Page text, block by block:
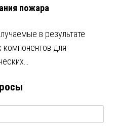
пожара
в результате
компонентов для